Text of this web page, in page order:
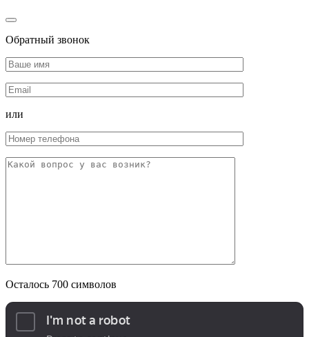
Обратный звонок
или
Осталось 700 символов